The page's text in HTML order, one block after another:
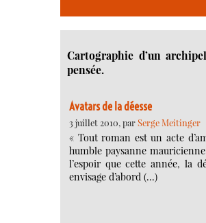
Cartographie d’un
pensée.
Avatars de la déesse
3 juillet 2010, parSerge Meitinger
« Tout roman est un acte
humble paysanne
l’espoir que cette année, la
envisage d’abord (…)